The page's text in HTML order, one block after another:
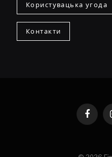
Користувацька угода
Контакти